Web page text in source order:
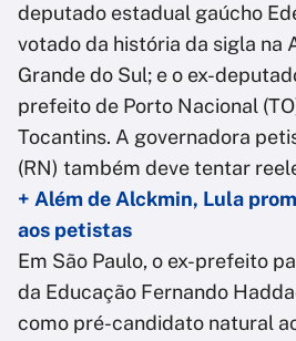
deputado estadual gaúcho
votado da história da sigla na
Grande do Sul; e o ex-
prefeito de Porto Nacional
Tocantins. A governadora
(RN) também deve tentar
+ Além de Alckmin, Lula
aos petistas
Em São Paulo, o ex-prefeito
da Educação Fernando
como pré-candidato natural